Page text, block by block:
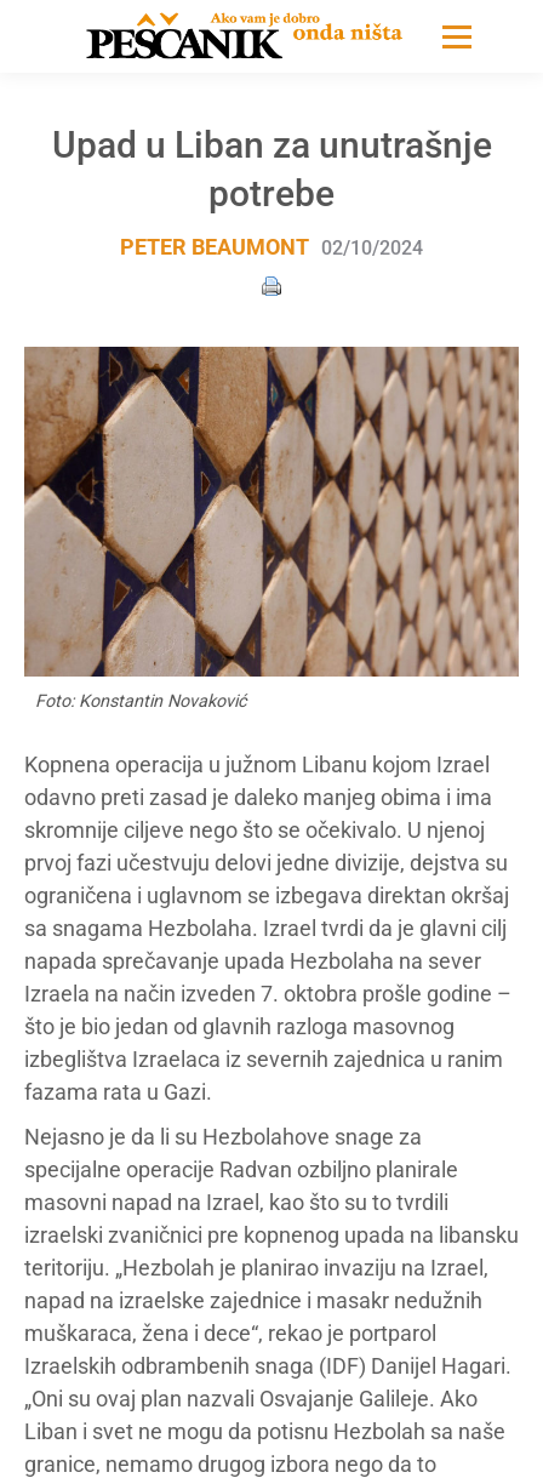
Upad u Liban za unutrašnje
potrebe
PETER BEAUMONT 02/10/2024
Foto: Konstantin Novaković
Kopnena operacija u južnom Libanu kojom Izrael
odavno preti zasad je daleko manjeg obima i ima
skromnije ciljeve nego što se očekivalo. U njenoj
prvoj fazi učestvuju delovi jedne divizije, dejstva su
ograničena i uglavnom se izbegava direktan okršaj
sa snagama Hezbolaha. Izrael tvrdi da je glavni cilj
napada sprečavanje upada Hezbolaha na sever
Izraela na način izveden 7. oktobra prošle godine –
što je bio jedan od glavnih razloga masovnog
izbeglištva Izraelaca iz severnih zajednica u ranim
fazama rata u Gazi.
Nejasno je da li su Hezbolahove snage za
specijalne operacije Radvan ozbiljno planirale
masovni napad na Izrael, kao što su to tvrdili
izraelski zvaničnici pre kopnenog upada na libansku
teritoriju. „Hezbolah je planirao invaziju na Izrael,
napad na izraelske zajednice i masakr nedužnih
muškaraca, žena i dece“, rekao je portparol
Izraelskih odbrambenih snaga (IDF) Danijel Hagari.
„Oni su ovaj plan nazvali Osvajanje Galileje. Ako
Liban i svet ne mogu da potisnu Hezbolah sa naše
granice, nemamo drugog izbora nego da to